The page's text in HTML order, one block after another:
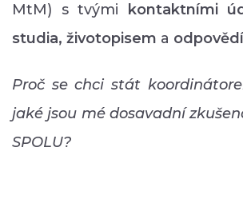
MtM) s tvými
kontaktními
studia, životopisem a odpovědí
Proč se chci stát
jaké jsou mé dosavadní
SPOLU?